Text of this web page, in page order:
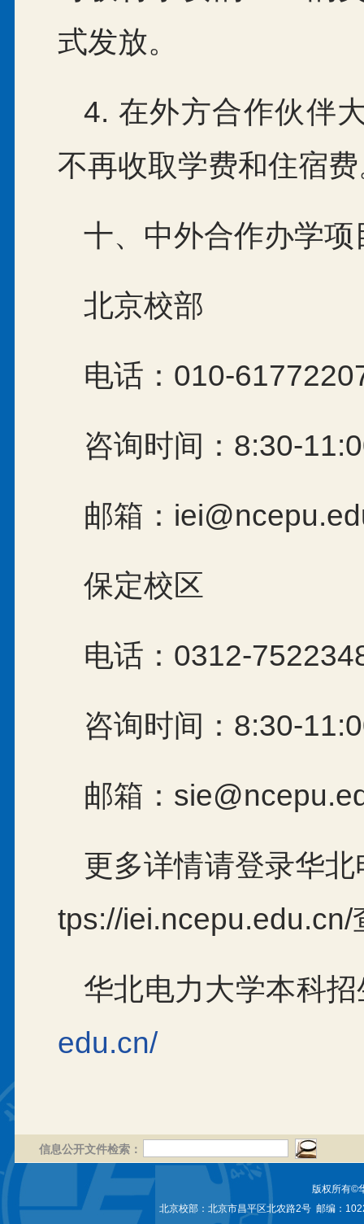
式发放。
4. 在外方合作伙伴
不再收取学费和住宿
十、中外合作办学
北京校部
电话：010-
咨询时间：8:30-
邮箱：
保定校区
电话：0312-
咨询时间：8:30-
邮箱：
更多详情请登录华
tps://iei.ncepu.edu.cn/
华北电力大学本科
edu.cn/
信息公开文件检索：
版权所有©
北京校部：北京市昌平区北农路2号 邮编：